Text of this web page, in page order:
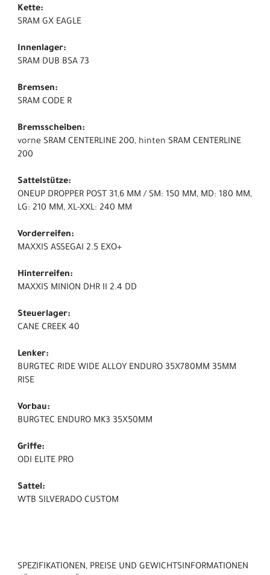
Kette:
SRAM GX EAGLE
Innenlager:
SRAM DUB BSA 73
Bremsen:
SRAM CODE R
Bremsscheiben:
vorne SRAM CENTERLINE 200, hinten SRAM CENTERLINE
200
Sattelstütze:
ONEUP DROPPER POST 31,6 MM / SM: 150 MM, MD: 180 MM,
LG: 210 MM, XL-XXL: 240 MM
Vorderreifen:
MAXXIS ASSEGAI 2.5 EXO+
Hinterreifen:
MAXXIS MINION DHR II 2.4 DD
Steuerlager:
CANE CREEK 40
Lenker:
BURGTEC RIDE WIDE ALLOY ENDURO 35X780MM 35MM
RISE
Vorbau:
BURGTEC ENDURO MK3 35X50MM
Griffe:
ODI ELITE PRO
Sattel:
WTB SILVERADO CUSTOM
SPEZIFIKATIONEN, PREISE UND GEWICHTSINFORMATIONEN